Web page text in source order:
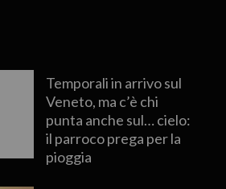
Temporali in arrivo sul
Veneto, ma c’è chi
punta anche sul… cielo:
il parroco prega per la
pioggia